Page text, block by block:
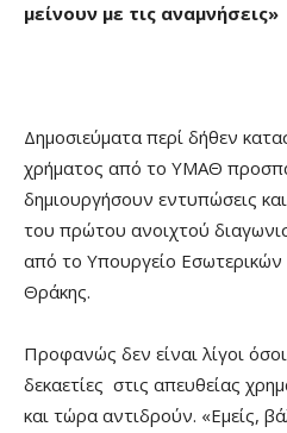
μείνουν με τις αναμνήσεις»
Δημοσιεύματα περί δήθεν
χρήματος από το ΥΜΑΘ
δημιουργήσουν εντυπώσεις
του πρώτου ανοιχτού
από το Υπουργείο
Θράκης.
Προφανώς δεν είναι λίγοι
δεκαετίες στις απευθείας
και τώρα αντιδρούν. «Εμείς,